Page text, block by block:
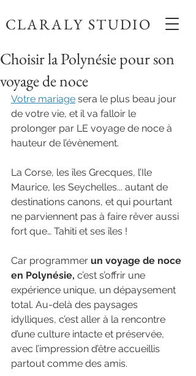
CLARALY STUDIO
Choisir la Polynésie pour son
voyage de noce
Votre mariage sera le plus beau jour
de votre vie, et il va falloir le
prolonger par LE voyage de noce à
hauteur de l’évènement.
La Corse, les îles Grecques, l’Ile
Maurice, les Seychelles... autant de
destinations canons, et qui pourtant
ne parviennent pas à faire rêver aussi
fort que… Tahiti et ses îles !
Car programmer un voyage de noce
en Polynésie, c’est s’offrir une
expérience unique, un dépaysement
total. Au-delà des paysages
idylliques, c’est aller à la rencontre
d’une culture intacte et préservée,
avec l’impression d’être accueillis
partout comme des amis.